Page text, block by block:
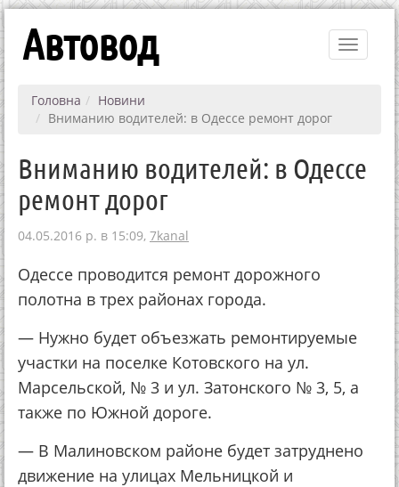
Toggle
Автовод
Головна
Новини
Вниманию водителей: в Одессе ремонт дорог
Вниманию водителей: в Одессе
ремонт дорог
04.05.2016 р. в 15:09, 7kanal
Одессе проводится ремонт дорожного
полотна в трех районах города.
— Нужно будет объезжать ремонтируемые
участки на поселке Котовского на ул.
Марсельской, № 3 и ул. Затонского № 3, 5, а
также по Южной дороге.
— В Малиновском районе будет затруднено
движение на улицах Мельницкой и